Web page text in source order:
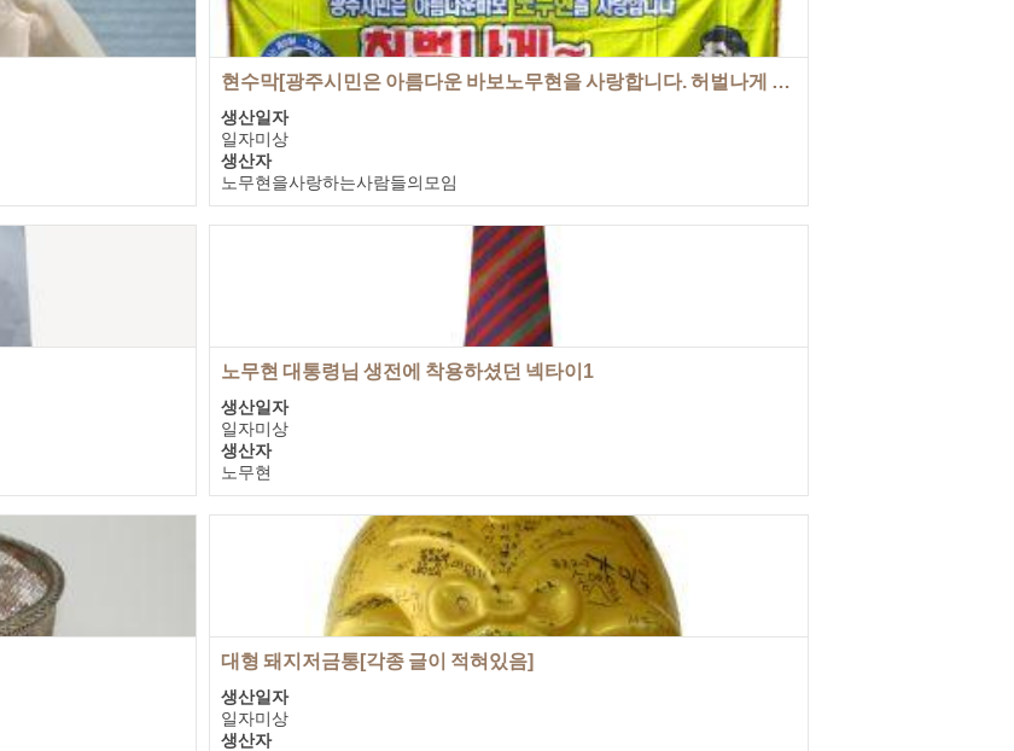
현수막[광주시민은 아름다운 바보노무현을 사랑합니다. 허벌나게 사랑합니다]
생산일자
일자미상
생산자
노무현을사랑하는사람들의모임
기증자
노무현을사랑하는사람들의모임
노무현 대통령님 생전에 착용하셨던 넥타이1
생산일자
일자미상
생산자
노무현
기증자
노무현을사랑하는사람들의모임
대형 돼지저금통[각종 글이 적혀있음]
생산일자
일자미상
생산자